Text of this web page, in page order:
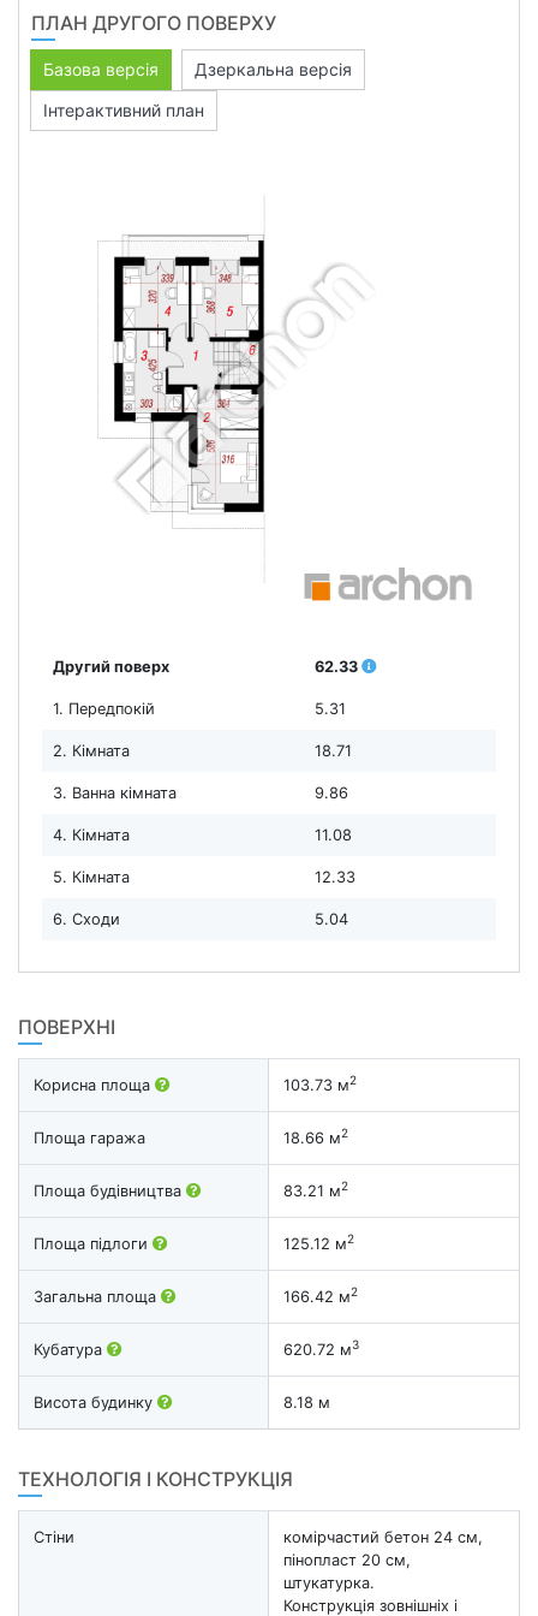
ПЛАН ДРУГОГО ПОВЕРХУ
Базова версія
Дзеркальна версія
Інтерактивний план
Другий поверх 62.33
1. Передпокій 5.31
2. Кімната 18.71
3. Ванна кімната 9.86
4. Кімната 11.08
5. Кімната 12.33
6. Сходи 5.04
ПОВЕРХНІ
Корисна площа 103.73 м2
Площа гаража 18.66 м2
Площа будівництва 83.21 м2
Площа підлоги 125.12 м2
Загальна площа 166.42 м2
Кубатура 620.72 м3
Висота будинку 8.18 м
ТЕХНОЛОГІЯ І КОНСТРУКЦІЯ
Стіни
комірчастий бетон 24 см,
пінопласт 20 см,
штукатурка.
Конструкція зовнішніх і